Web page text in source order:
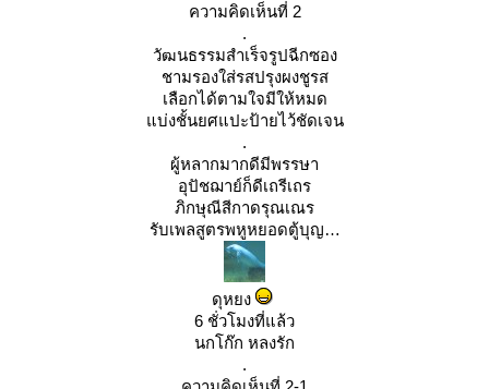
ความคิดเห็นที่ 2
.
วัฒนธรรมสำเร็จรูปฉีกซอง
ชามรองใส่รสปรุงผงชูรส
เลือกได้ตามใจมีให้หมด
บ่งชั้นยศแปะป้ายไว้ชัดเจน
.
ผู้หลากมากดีมีพรรษา
อุปัชฌาย์ก็ดีเถรีเถร
ภิกษุณีสีกาดรุณเณร
รับเพลสูตรพหูหยอดตู้บุญ
ดุหยง
6 ชั่วโมงที่แล้ว
นกโก๊ก หลงรัก
.